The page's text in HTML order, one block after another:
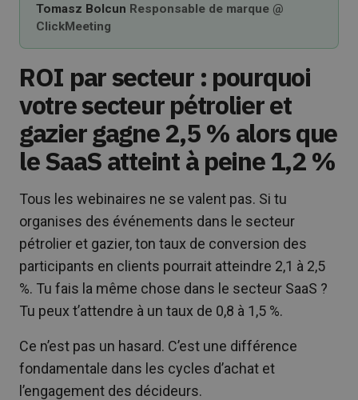
Tomasz Bolcun Responsable de marque @
ClickMeeting
ROI par secteur : pourquoi
votre secteur pétrolier et
gazier gagne 2,5 % alors que
le SaaS atteint à peine 1,2 %
Tous les webinaires ne se valent pas. Si tu
organises des événements dans le secteur
pétrolier et gazier, ton taux de conversion des
participants en clients pourrait atteindre 2,1 à 2,5
%. Tu fais la même chose dans le secteur SaaS ?
Tu peux t’attendre à un taux de 0,8 à 1,5 %.
Ce n’est pas un hasard. C’est une différence
fondamentale dans les cycles d’achat et
l’engagement des décideurs.